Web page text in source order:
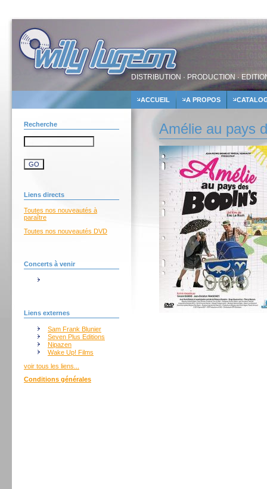
DISTRIBUTION · PRODUCTION ·
ACCUEIL A PROPOS
Recherche
Liens directs
Toutes nos nouveautés à
paraître
Toutes nos nouveautés DVD
Concerts à venir
Liens externes
Sam Frank Blunier
Seven Plus Editions
Nipazen
Wake Up! Films
voir tous les liens...
Conditions générales
Amélie au pays